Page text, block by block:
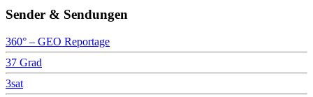
Sender & Sendungen
360° – GEO Reportage
37 Grad
3sat